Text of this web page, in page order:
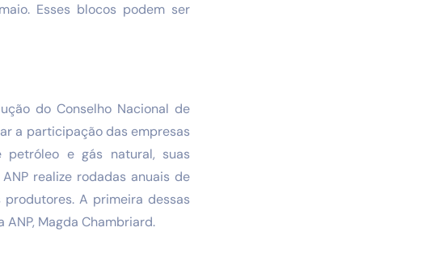
Esses blocos podem ser
do Conselho Nacional de
a participação das empresas
e gás natural, suas
realize rodadas anuais de
A primeira dessas
Magda Chambriard.